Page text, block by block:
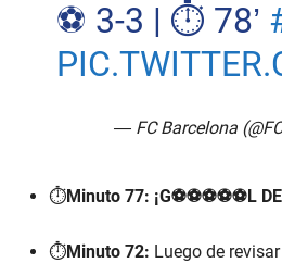
⚽️ 3-3 | ⏱️ 78’
— FC Barcelona
⏱️Minuto 77: ¡G⚽⚽⚽⚽⚽L
⏱️Minuto 72: Luego de